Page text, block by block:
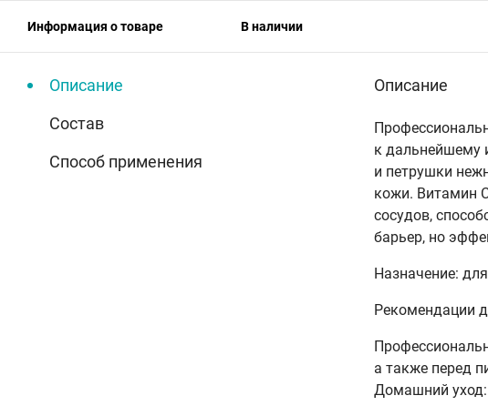
Информация о товаре В наличии
Описание
Состав
Способ применения
Описание
к дальнейшему
и петрушки
кожи. Витамин
сосудов,
барьер, но
Назначение:
Рекомендации
а также перед
Домашний уход: